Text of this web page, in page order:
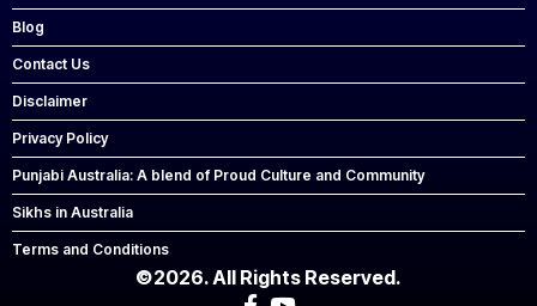
Blog
Contact Us
Disclaimer
Privacy Policy
Punjabi Australia: A blend of Proud Culture and Community
Sikhs in Australia
Terms and Conditions
©2026. All Rights Reserved.